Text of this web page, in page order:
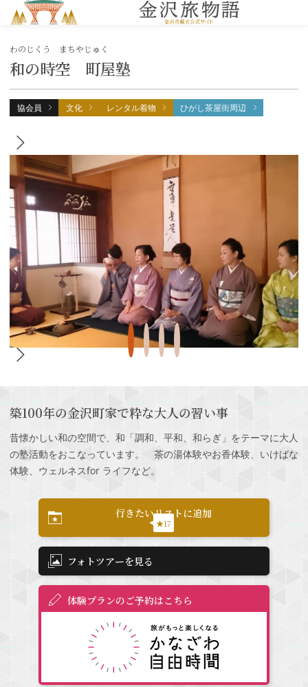
和の時空 町屋塾
わのじくう まちやじゅく
協会員 文化 レンタル着物 ひがし茶屋街周辺
築100年の金沢町家で粋な大人の習い事
昔懐かしい和の空間で、和「調和、平和、和らぎ」をテーマに大人
の塾活動をおこなっています。 茶の湯体験やお香体験、いけばな
体験、ウェルネスfor ライフなど。
行きたいリストに追加
★17
フォトツアーを見る
体験プランのご予約はこちら